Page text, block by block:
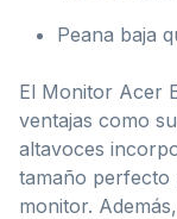
Peana baja
El Monitor Acer
ventajas como
altavoces
tamaño perfecto
monitor.